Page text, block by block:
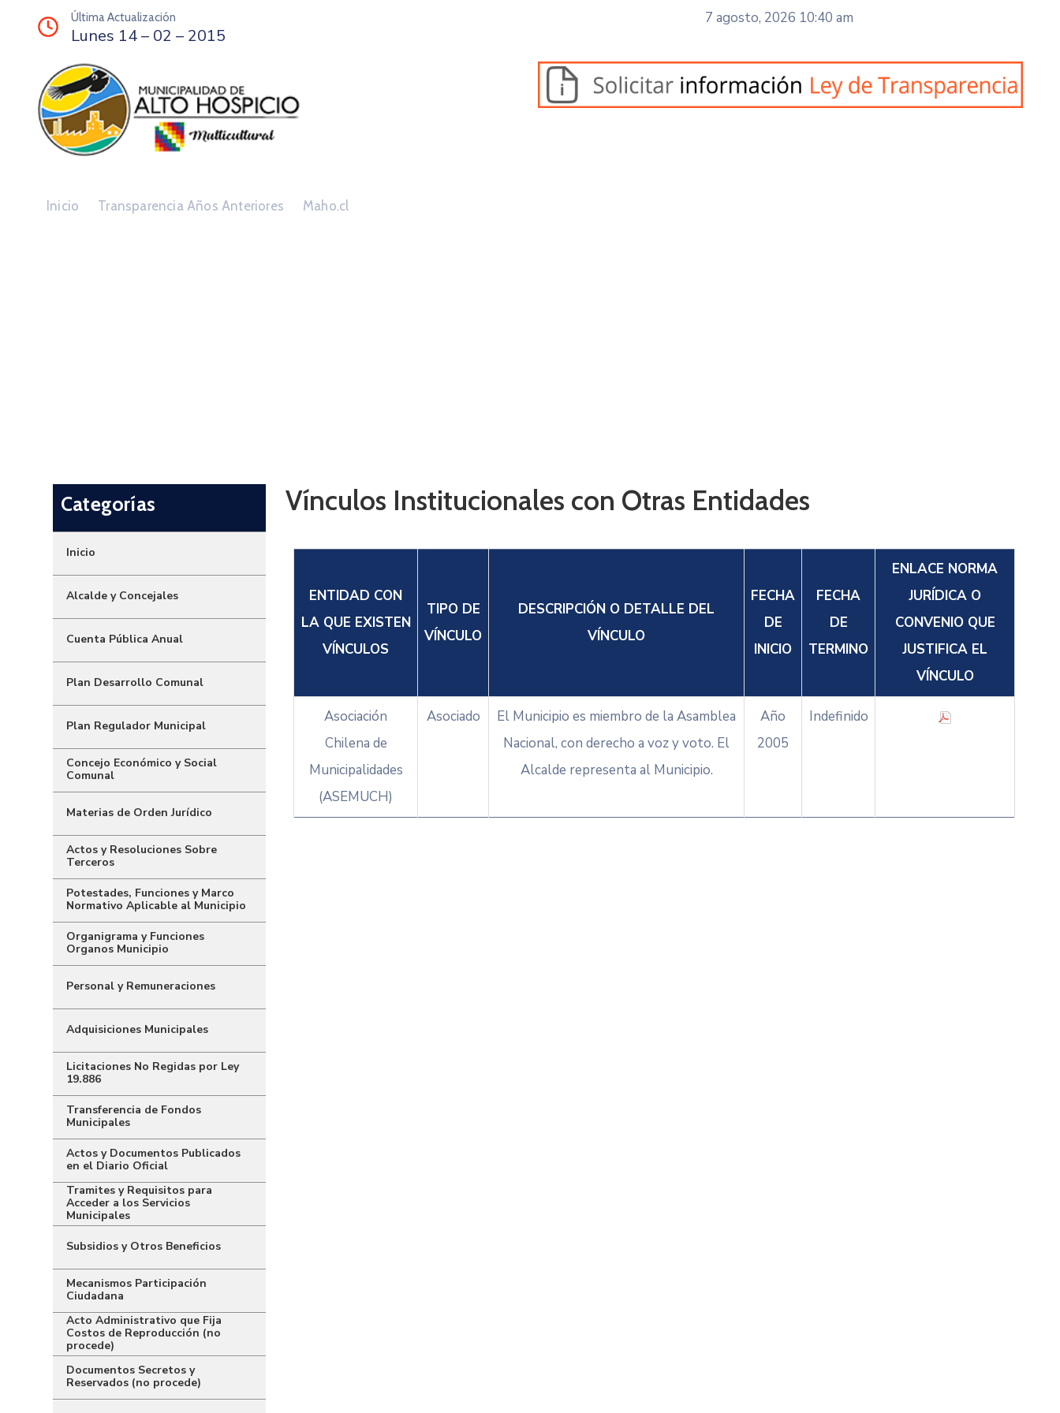
Última Actualización
Lunes 14 – 02 – 2015
7 agosto, 2026 10:40 am
Inicio Transparencia Años Anteriores Maho.cl
Vínculos Institucionales con Otras Entidades
ENTIDAD CON
LA QUE EXISTEN
VÍNCULOS
TIPO DE
VÍNCULO
DESCRIPCIÓN O DETALLE DEL
VÍNCULO
FECHA
DE
INICIO
FECHA
DE
TERMINO
ENLACE NORMA
JURÍDICA O
CONVENIO QUE
JUSTIFICA EL
VÍNCULO
Asociación
Chilena de
Municipalidades
(ASEMUCH)
Asociado
El Municipio es miembro de la Asamblea
Nacional, con derecho a voz y voto. El
Alcalde representa al Municipio.
Año
2005
Indefinido
Categorías
Inicio
Alcalde y Concejales
Cuenta Pública Anual
Plan Desarrollo Comunal
Plan Regulador Municipal
Concejo Económico y Social
Comunal
Materias de Orden Jurídico
Actos y Resoluciones Sobre
Terceros
Potestades, Funciones y Marco
Normativo Aplicable al Municipio
Organigrama y Funciones
Organos Municipio
Personal y Remuneraciones
Adquisiciones Municipales
Licitaciones No Regidas por Ley
19.886
Transferencia de Fondos
Municipales
Actos y Documentos Publicados
en el Diario Oficial
Tramites y Requisitos para
Acceder a los Servicios
Municipales
Subsidios y Otros Beneficios
Mecanismos Participación
Ciudadana
Acto Administrativo que Fija
Costos de Reproducción (no
procede)
Documentos Secretos y
Reservados (no procede)